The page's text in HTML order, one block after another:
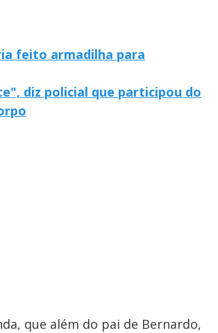
feito armadilha para
diz policial que participou do
que além do pai de Bernardo,